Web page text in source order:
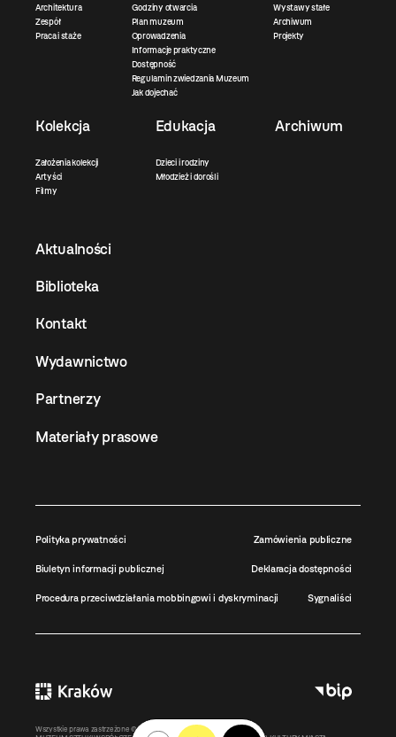
Architektura
Zespół
Praca i staże
Godziny otwarcia
Plan muzeum
Oprowadzenia
Informacje praktyczne
Dostępność
Regulamin zwiedzania Muzeum
Jak dojechać
Wystawy stałe
Archiwum
Projekty
Kolekcja
Założenia kolekcji
Artyści
Filmy
Edukacja
Dzieci i rodziny
Młodzież i dorośli
Archiwum
Aktualności
Biblioteka
Kontakt
Wydawnictwo
Partnerzy
Materiały prasowe
Polityka prywatności Zamówienia publiczne
Biuletyn informacji publicznej Deklaracja dostępności
Procedura przeciwdziałania mobbingowi i dyskryminacji Sygnaliści
Wszystkie prawa zastrzeżone ©MOCAK
2011-2026